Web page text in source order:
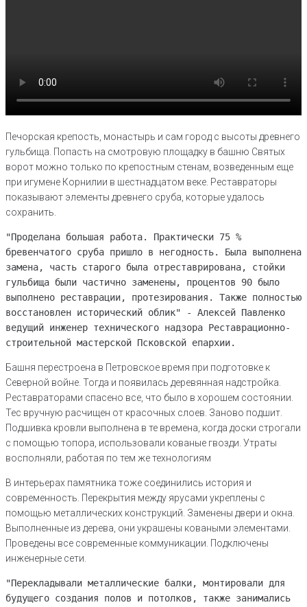
Печорская крепость, монастырь и сам город с высоты древнего
гульбища. Попасть на смотровую площадку в башню Святых
ворот можно только по крепостным стенам, возведенным еще
при игумене Корнилии в шестнадцатом веке. Реставраторы
показывают элементы древнего сруба, которые удалось
сохранить.
"Проделана большая работа. Практически 75 %
бревенчатого сруба пришло в негодность. Была выполнена
замена, часть старого была отреставрирована, стойки
гульбища были частично заменены, процентов 90 было
выполнено реставрации, протезирования. Также полностью
восстановлен исторический облик" - Алексей Павленко
ведущий инженер технического надзора Реставрационно-
строительной мастерской Псковской епархии.
Башня перестроена в Петровское время при подготовке к
Северной войне. Тогда и появилась деревянная надстройка.
Реставраторами спасено все, что было в хорошем состоянии.
Тес вручную расчищен от красочных слоев. Заново подшит.
Подшивка кровли выполнена в те времена, когда доски строгали
с помощью топора, использовали кованые гвозди. Утраты
восполняли, работая по тем же технологиям
В интерьерах памятника тоже соединились история и
современность. Перекрытия между ярусами укреплены с
помощью металлических конструкций. Заменены двери и окна.
Выполненные из дерева, они украшены коваными элементами.
Проведены все современные коммуникации. Подключены
инженерные сети.
"Перекладывали металлические балки, монтировали для
будущего создания полов и потолков, также занимались